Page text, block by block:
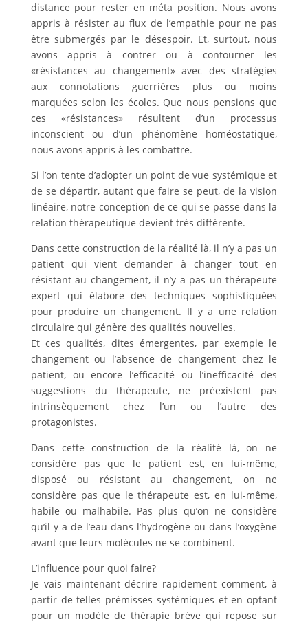
distance pour rester en méta position. Nous avons
appris à résister au flux de l’empathie pour ne pas
être submergés par le désespoir. Et, surtout, nous
avons appris à contrer ou à contourner les
«résistances au changement» avec des stratégies
aux connotations guerrières plus ou moins
marquées selon les écoles. Que nous pensions que
ces «résistances» résultent d’un processus
inconscient ou d’un phénomène homéostatique,
nous avons appris à les combattre.
Si l’on tente d’adopter un point de vue systémique et
de se départir, autant que faire se peut, de la vision
linéaire, notre conception de ce qui se passe dans la
relation thérapeutique devient très différente.
Dans cette construction de la réalité là, il n’y a pas un
patient qui vient demander à changer tout en
résistant au changement, il n’y a pas un thérapeute
expert qui élabore des techniques sophistiquées
pour produire un changement. Il y a une relation
circulaire qui génère des qualités nouvelles.
Et ces qualités, dites émergentes, par exemple le
changement ou l’absence de changement chez le
patient, ou encore l’efficacité ou l’inefficacité des
suggestions du thérapeute, ne préexistent pas
intrinsèquement chez l’un ou l’autre des
protagonistes.
Dans cette construction de la réalité là, on ne
considère pas que le patient est, en lui-même,
disposé ou résistant au changement, on ne
considère pas que le thérapeute est, en lui-même,
habile ou malhabile. Pas plus qu’on ne considère
qu’il y a de l’eau dans l’hydrogène ou dans l’oxygène
avant que leurs molécules ne se combinent.
L’influence pour quoi faire?
Je vais maintenant décrire rapidement comment, à
partir de telles prémisses systémiques et en optant
pour un modèle de thérapie brève qui repose sur